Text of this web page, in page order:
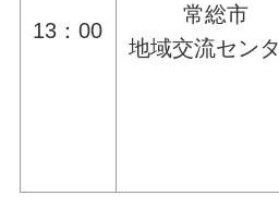
13：00
常総市
地域交流セン